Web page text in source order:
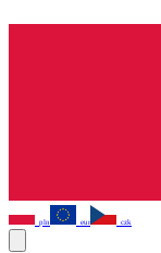
pln eur czk